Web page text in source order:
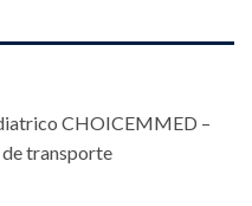
CHOICEMMED –
transporte